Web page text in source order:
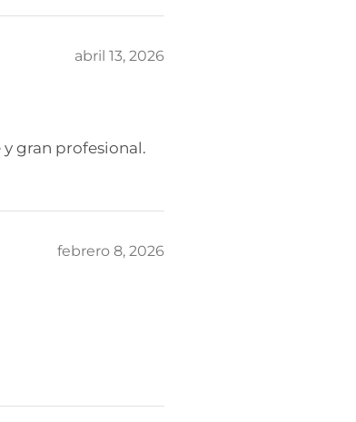
abril 13, 2026
gran profesional.
febrero 8, 2026